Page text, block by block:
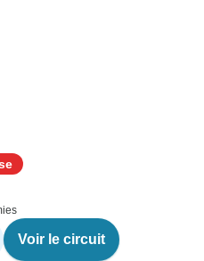
Voir le circuit